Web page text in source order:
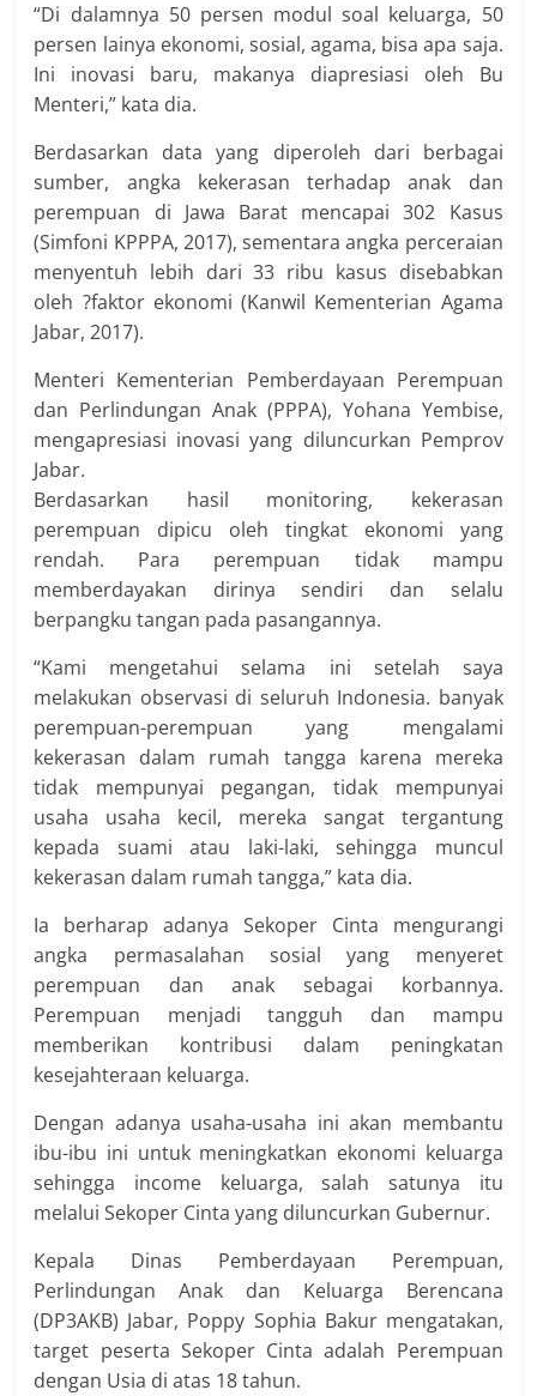
“Di dalamnya 50 persen modul soal keluarga, 50
persen lainya ekonomi, sosial, agama, bisa apa saja.
Ini inovasi baru, makanya diapresiasi oleh Bu
Menteri,” kata dia.
Berdasarkan data yang diperoleh dari berbagai
sumber, angka kekerasan terhadap anak dan
perempuan di Jawa Barat mencapai 302 Kasus
(Simfoni KPPPA, 2017), sementara angka perceraian
menyentuh lebih dari 33 ribu kasus disebabkan
oleh ?faktor ekonomi (Kanwil Kementerian Agama
Jabar, 2017).
Menteri Kementerian Pemberdayaan Perempuan
dan Perlindungan Anak (PPPA), Yohana Yembise,
mengapresiasi inovasi yang diluncurkan Pemprov
Jabar.
Berdasarkan hasil monitoring, kekerasan
perempuan dipicu oleh tingkat ekonomi yang
rendah. Para perempuan tidak mampu
memberdayakan dirinya sendiri dan selalu
berpangku tangan pada pasangannya.
“Kami mengetahui selama ini setelah saya
melakukan observasi di seluruh Indonesia. banyak
perempuan-perempuan yang mengalami
kekerasan dalam rumah tangga karena mereka
tidak mempunyai pegangan, tidak mempunyai
usaha usaha kecil, mereka sangat tergantung
kepada suami atau laki-laki, sehingga muncul
kekerasan dalam rumah tangga,” kata dia.
Ia berharap adanya Sekoper Cinta mengurangi
angka permasalahan sosial yang menyeret
perempuan dan anak sebagai korbannya.
Perempuan menjadi tangguh dan mampu
memberikan kontribusi dalam peningkatan
kesejahteraan keluarga.
Dengan adanya usaha-usaha ini akan membantu
ibu-ibu ini untuk meningkatkan ekonomi keluarga
sehingga income keluarga, salah satunya itu
melalui Sekoper Cinta yang diluncurkan Gubernur.
Kepala Dinas Pemberdayaan Perempuan,
Perlindungan Anak dan Keluarga Berencana
(DP3AKB) Jabar, Poppy Sophia Bakur mengatakan,
target peserta Sekoper Cinta adalah Perempuan
dengan Usia di atas 18 tahun.